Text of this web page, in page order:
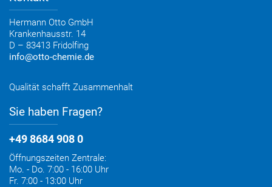
Elektronischer Rechnungsversand
Entsorgung & Verpackungsrücknahme
Hermann Otto GmbH
Krankenhausstr. 14
D – 83413 Fridolfing
info@otto-chemie.de
Qualität schafft Zusammenhalt
Sie haben Fragen?
+49 8684 908 0
Öffnungszeiten Zentrale:
Mo. - Do. 7:00 - 16:00 Uhr
Fr. 7:00 - 13:00 Uhr